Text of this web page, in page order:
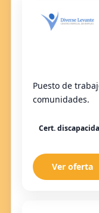
Puesto de
comunidades.
Cert.
Ver oferta